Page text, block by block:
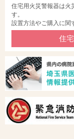
住宅用火災警報器は火
す。
設置方法やご購入に関
住